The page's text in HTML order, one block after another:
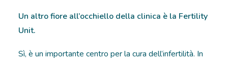
Un altro fiore all’occhiello della clinica è la Fertility
Unit.
Sì, è un importante centro per la cura dell’infertilità. In